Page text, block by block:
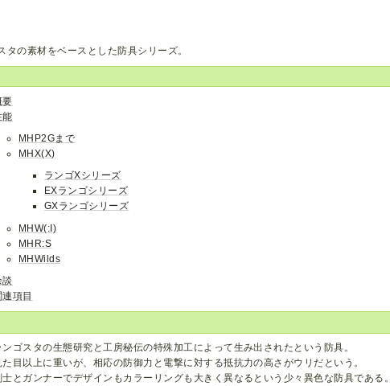
タの素材をベースとした防具シリーズ。
要
能
MHP2Gまで
MHX(X)
ランゴXシリーズ
EXランゴシリーズ
GXランゴシリーズ
MHW(:I)
MHR:S
MHWilds
談
連項目
ンゴスタの生態研究と工房秘伝の特殊加工によって生み出されたという防具。
た目以上に重いが、相応の防御力と電撃に対する抵抗力の高さがウリだという。
士とガンナーでデザインもカラーリングも大きく異なるという少々異色な防具である。